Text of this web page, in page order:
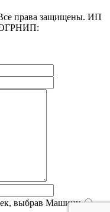
права защищены. ИП
ОГРНИП:
выбрав Машину.